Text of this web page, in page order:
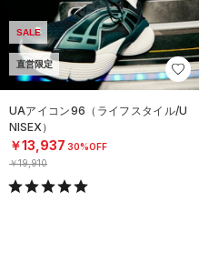
SALE
直営限定
UAアイコン96（ライフスタイル/U
NISEX）
￥13,937 30%OFF
￥19,910